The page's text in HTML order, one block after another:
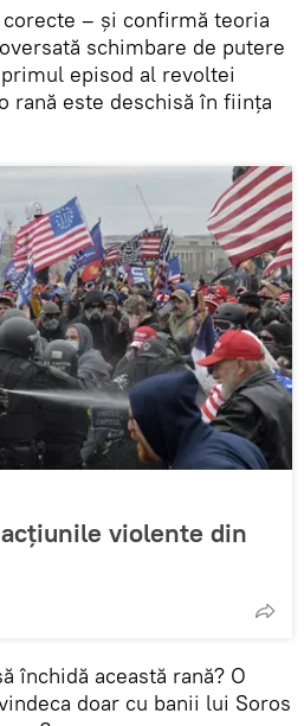
– și confirmă teoria
schimbare de putere
episod al revoltei
rană este deschisă în ființa
acțiunile violente din
închidă această rană? O
doar cu banii lui Soros